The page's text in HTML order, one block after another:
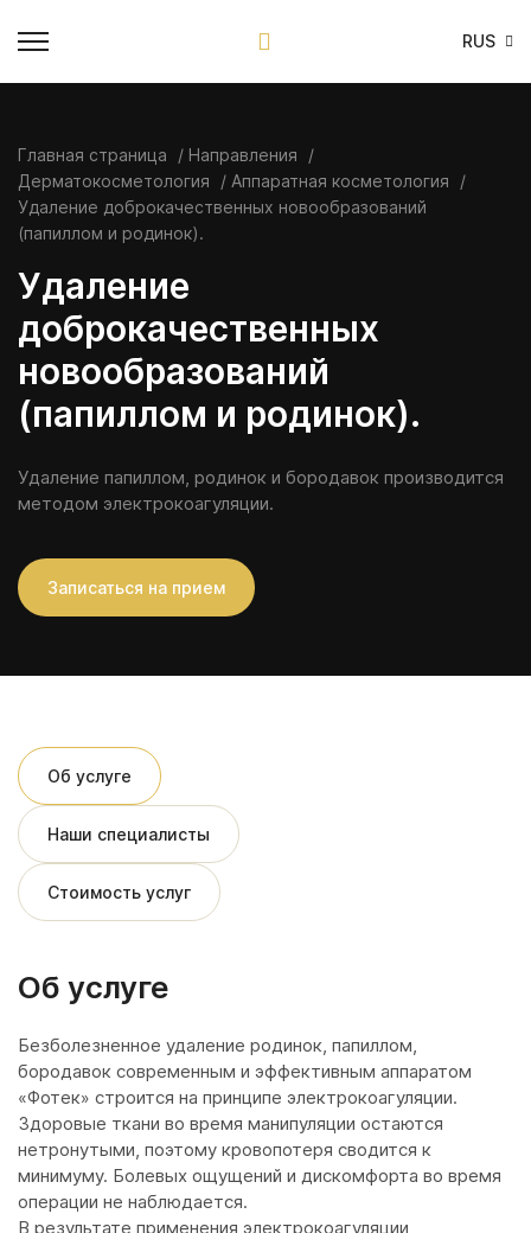
RUS
Главная страница
Направления
Дерматокосметология
Аппаратная косметология
Удаление доброкачественных новообразований
(папиллом и родинок).
Удаление
доброкачественных
новообразований
(папиллом и родинок).
Удаление папиллом, родинок и бородавок производится
методом электрокоагуляции.
Записаться на прием
Об услуге
Наши специалисты
Стоимость услуг
Об услуге
Безболезненное удаление родинок, папиллом,
бородавок современным и эффективным аппаратом
«Фотек» строится на принципе электрокоагуляции.
Здоровые ткани во время манипуляции остаются
нетронутыми, поэтому кровопотеря сводится к
минимуму. Болевых ощущений и дискомфорта во время
операции не наблюдается.
В результате применения электрокоагуляции